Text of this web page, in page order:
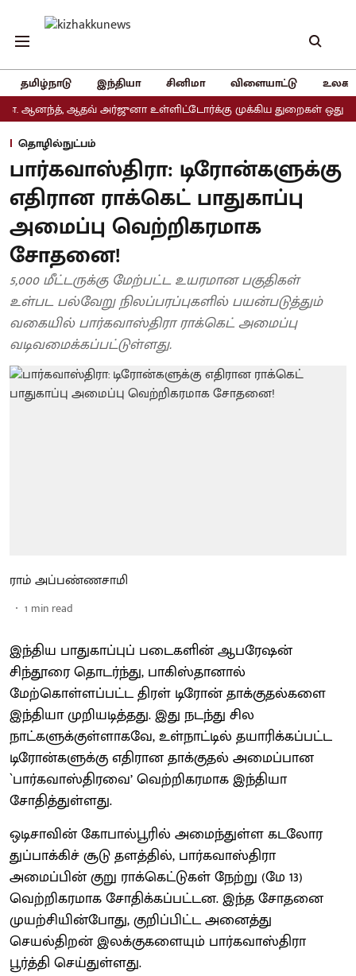
தமிழ்நாடு இந்தியா சினிமா விளையாட்டு
ஆதவ் அர்ஜுனா உள்ளிட்டோர்க்கு முக்கிய துறைகள் ஒதுக்கீடு
தொழில்நுட்பம்
பார்கவாஸ்திரா: டிரோன்களுக்கு
எதிரான ராக்கெட் பாதுகாப்பு
அமைப்பு வெற்றிகரமாக
சோதனை!
5,000 மீட்டருக்கு மேற்பட்ட உயரமான பகுதிகள்
உள்பட பல்வேறு நிலப்பரப்புகளில் பயன்படுத்தும்
வகையில் பார்கவாஸ்திரா ராக்கெட் அமைப்பு
வடிவமைக்கப்பட்டுள்ளது.
ராம் அப்பண்ணசாமி
1 min read
இந்திய பாதுகாப்புப் படைகளின் ஆபரேஷன்
சிந்தூரை தொடர்ந்து, பாகிஸ்தானால்
மேற்கொள்ளப்பட்ட திரள் டிரோன் தாக்குதல்களை
இந்தியா முறியடித்தது. இது நடந்து சில
நாட்களுக்குள்ளாகவே, உள்நாட்டில் தயாரிக்கப்பட்ட
டிரோன்களுக்கு எதிரான தாக்குதல் அமைப்பான
`பார்கவாஸ்திரவை’ வெற்றிகரமாக இந்தியா
சோதித்துள்ளது.
ஒடிசாவின் கோபால்பூரில் அமைந்துள்ள கடலோர
துப்பாக்கிச் சூடு தளத்தில், பார்கவாஸ்திரா
அமைப்பின் குறு ராக்கெட்டுகள் நேற்று (மே 13)
வெற்றிகரமாக சோதிக்கப்பட்டன. இந்த சோதனை
முயற்சியின்போது, குறிப்பிட்ட அனைத்து
செயல்திறன் இலக்குகளையும் பார்கவாஸ்திரா
பூர்த்தி செய்துள்ளது.